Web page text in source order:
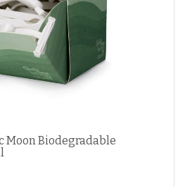
Moon Biodegradable